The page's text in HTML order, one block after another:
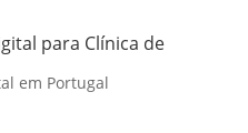
para Clínica de
em Portugal